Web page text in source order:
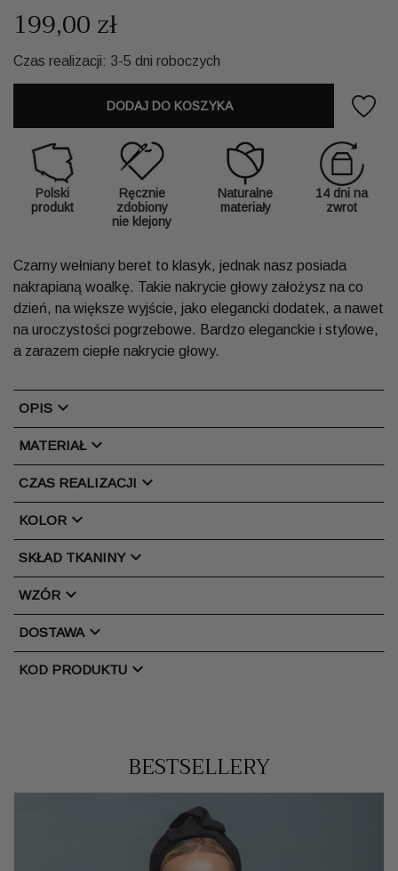
199,00 zł
Czas realizacji: 3-5 dni roboczych
DODAJ DO KOSZYKA
Polski
produkt
Ręcznie
zdobiony
nie klejony
Naturalne
materiały
14 dni na
zwrot
Czarny wełniany beret to klasyk, jednak nasz posiada
nakrapianą woalkę. Takie nakrycie głowy założysz na co
dzień, na większe wyjście, jako elegancki dodatek, a nawet
na uroczystości pogrzebowe. Bardzo eleganckie i stylowe,
a zarazem ciepłe nakrycie głowy.
OPIS chevron_right
MATERIAŁchevron_right
CZAS REALIZACJI chevron_right
KOLOR chevron_right
SKŁAD TKANINYchevron_right
WZÓR chevron_right
DOSTAWAchevron_right
KOD PRODUKTU chevron_right
BESTSELLERY